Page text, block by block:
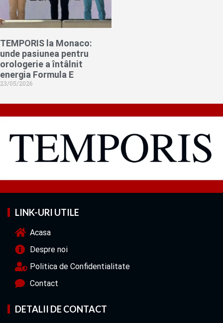
TEMPORIS la Monaco:
unde pasiunea pentru
orologerie a întâlnit
energia Formula E
23/05/2026
LINK-URI UTILE
Acasa
Despre noi
Politica de Confidentialitate
Contact
DETALII DE CONTACT